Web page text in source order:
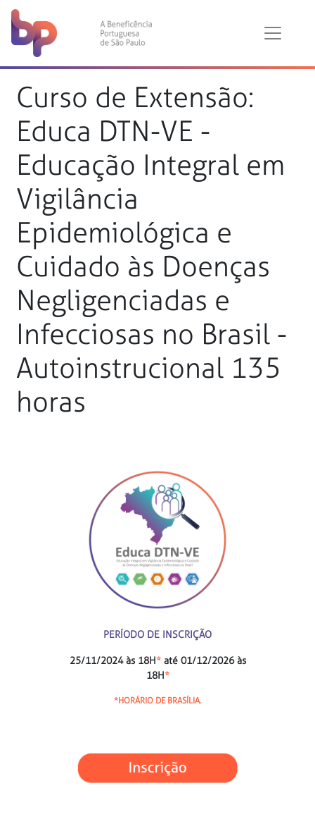
Curso de Extensão:
Educa DTN-VE -
Educação Integral em
Vigilância
Epidemiológica e
Cuidado às Doenças
Negligenciadas e
Infecciosas no Brasil -
Autoinstrucional 135
horas
PERÍODO DE INSCRIÇÃO
25/11/2024 às 18H*até 01/12/2026 às
18H*
*HORÁRIO DE BRASÍLIA.